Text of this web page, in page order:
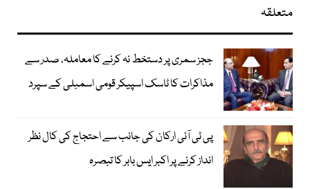
متعلقہ
ججز سمری پر دستخط نہ کرنے کا معاملہ، صدر سے
مذاکرات کا ٹاسک اسپیکر قومی اسمبلی کے سپرد
پی ٹی آئی ارکان کی جانب سے احتجاج کی کال نظر
انداز کرنے پر اکبر ایس بابر کا تبصرہ